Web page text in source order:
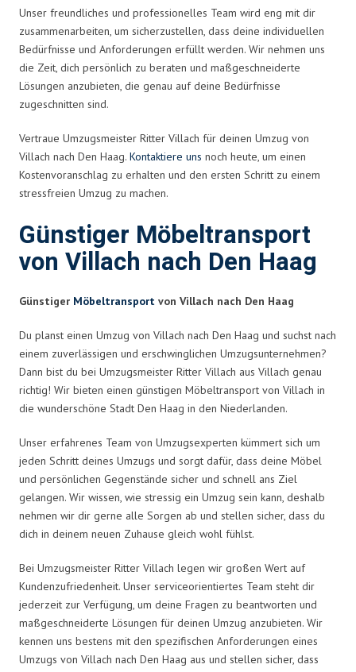
Unser freundliches und professionelles Team wird eng mit dir
zusammenarbeiten, um sicherzustellen, dass deine individuellen
Bedürfnisse und Anforderungen erfüllt werden. Wir nehmen uns
die Zeit, dich persönlich zu beraten und maßgeschneiderte
Lösungen anzubieten, die genau auf deine Bedürfnisse
zugeschnitten sind.
Vertraue Umzugsmeister Ritter Villach für deinen Umzug von
Villach nach Den Haag. Kontaktiere uns noch heute, um einen
Kostenvoranschlag zu erhalten und den ersten Schritt zu einem
stressfreien Umzug zu machen.
Günstiger Möbeltransport
von Villach nach Den Haag
Günstiger Möbeltransport von Villach nach Den Haag
Du planst einen Umzug von Villach nach Den Haag und suchst nach
einem zuverlässigen und erschwinglichen Umzugsunternehmen?
Dann bist du bei Umzugsmeister Ritter Villach aus Villach genau
richtig! Wir bieten einen günstigen Möbeltransport von Villach in
die wunderschöne Stadt Den Haag in den Niederlanden.
Unser erfahrenes Team von Umzugsexperten kümmert sich um
jeden Schritt deines Umzugs und sorgt dafür, dass deine Möbel
und persönlichen Gegenstände sicher und schnell ans Ziel
gelangen. Wir wissen, wie stressig ein Umzug sein kann, deshalb
nehmen wir dir gerne alle Sorgen ab und stellen sicher, dass du
dich in deinem neuen Zuhause gleich wohl fühlst.
Bei Umzugsmeister Ritter Villach legen wir großen Wert auf
Kundenzufriedenheit. Unser serviceorientiertes Team steht dir
jederzeit zur Verfügung, um deine Fragen zu beantworten und
maßgeschneiderte Lösungen für deinen Umzug anzubieten. Wir
kennen uns bestens mit den spezifischen Anforderungen eines
Umzugs von Villach nach Den Haag aus und stellen sicher, dass